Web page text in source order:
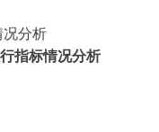
况分析
指标情况分析